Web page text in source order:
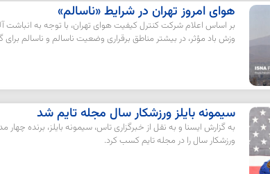
هوای امروز تهران در شرایط «ناسالم»
بر اساس اعلام شرکت کنترل کیفیت هوای تهران، با توجه به
وزش باد مؤثر، در بیشتر مناطق برقراری وضعیت ناسالم و ناسالم
سیمونه بایلز ورزشکار سال مجله تایم شد
به گزارش ایسنا و به نقل از خبرگزاری تاس، سیمونه بایلز، برنده چهار
ورزشکار سال را در مجله تایم کسب کرد.